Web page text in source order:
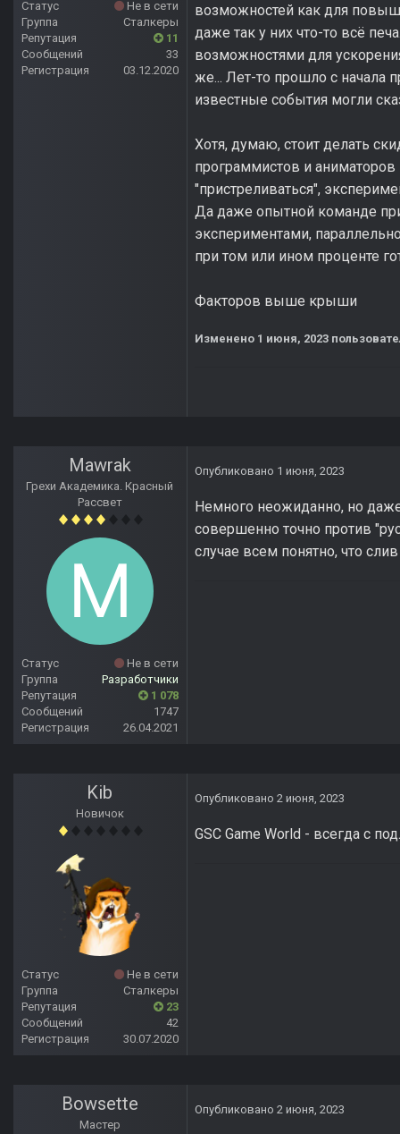
Статус
Не в сети
Группа
Сталкеры
Репутация
11
Сообщений
33
Регистрация
03.12.2020
возможностей как для
даже так у них что-то всё
возможностями для
же... Лет-то прошло с начала
известные события могли
Хотя, думаю, стоит делать
программистов и
"пристреливаться",
Да даже опытной команде
экспериментами,
при том или ином проценте
Факторов выше крыши
Изменено 1 июня, 2023
Mawrak
Грехи Академика. Красный
Рассвет
Статус
Не в сети
Группа
Разработчики
Репутация
1 078
Сообщений
1747
Регистрация
26.04.2021
Опубликовано 1 июня, 2023
Немного неожиданно, но
совершенно точно против
случае всем понятно, что
Kib
Новичок
Статус
Не в сети
Группа
Сталкеры
Репутация
23
Сообщений
42
Регистрация
30.07.2020
Опубликовано 2 июня, 2023
GSC Game World - всегда с
Bowsette
Мастер
Опубликовано 2 июня, 2023